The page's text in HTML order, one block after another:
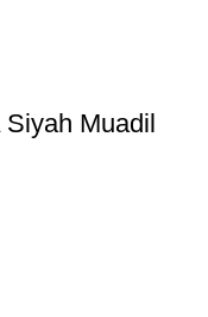
Muadil